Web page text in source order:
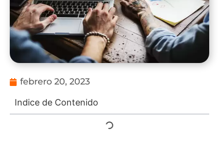
febrero 20, 2023
Indice de Contenido